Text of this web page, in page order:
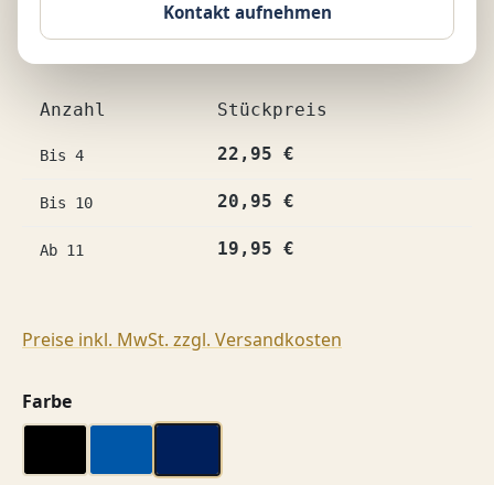
Kontakt aufnehmen
Anzahl Stückpreis
Bis 4 22,95 €
Bis 10 20,95 €
Ab 11 19,95 €
Preise inkl. MwSt. zzgl. Versandkosten
Farbeauswählen